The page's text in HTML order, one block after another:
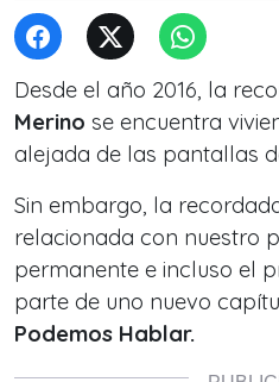
Desde el año 2016, la
Merino se encuentra
alejada de las pantallas
Sin embargo, la
relacionada con nuestro
permanente e incluso el
parte de uno nuevo
Podemos Hablar.